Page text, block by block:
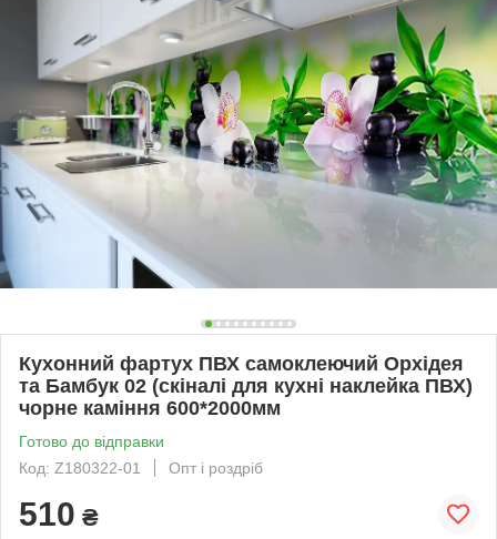
Кухонний фартух ПВХ самоклеючий Орхідея
та Бамбук 02 (скіналі для кухні наклейка ПВХ)
чорне каміння 600*2000мм
Готово до відправки
Код: Z180322-01
Опт і роздріб
510 ₴